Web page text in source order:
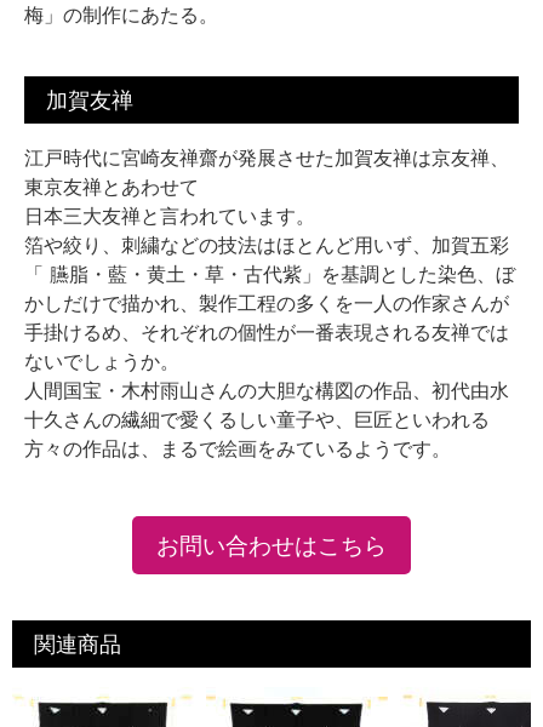
梅」の制作にあたる。
加賀友禅
江戸時代に宮崎友禅齋が発展させた加賀友禅は京友禅、
東京友禅とあわせて
日本三大友禅と言われています。
箔や絞り、刺繍などの技法はほとんど用いず、加賀五彩
「 臙脂・藍・黄土・草・古代紫」を基調とした染色、ぼ
かしだけで描かれ、製作工程の多くを一人の作家さんが
手掛けるめ、それぞれの個性が一番表現される友禅では
ないでしょうか。
人間国宝・木村雨山さんの大胆な構図の作品、初代由水
十久さんの繊細で愛くるしい童子や、巨匠といわれる
方々の作品は、まるで絵画をみているようです。
お問い合わせはこちら
関連商品